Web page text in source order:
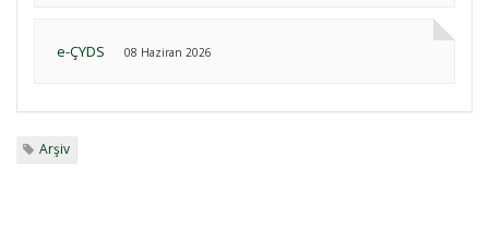
e-ÇYDS 08 Haziran 2026
Arşiv